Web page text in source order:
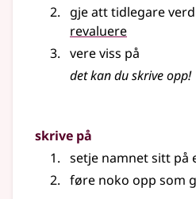
gje att tidlegare
revaluere
vere viss på
det kan du skrive opp!
skrive på
setje namnet sitt på
føre noko opp som